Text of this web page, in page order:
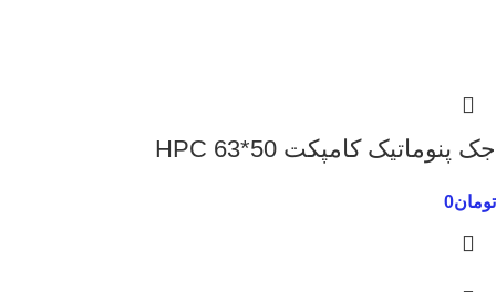
جک پنوماتیک کامپکت 50*63 HPC
تومان0